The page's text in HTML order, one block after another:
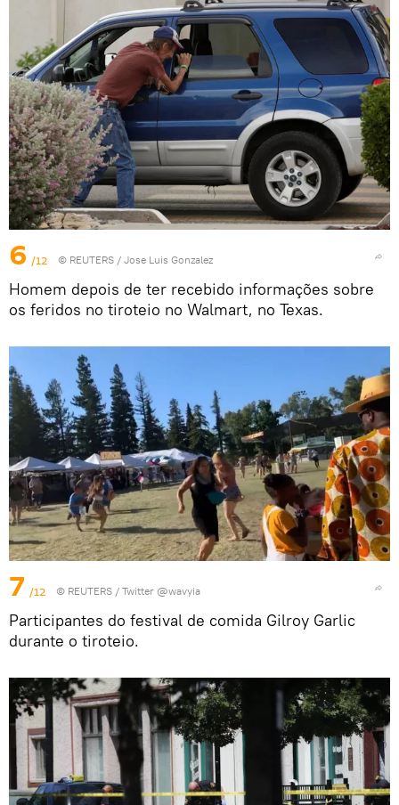
6 /12 © REUTERS / Jose Luis Gonzalez
Homem depois de ter recebido informações sobre
os feridos no tiroteio no Walmart, no Texas.
7 /12 © REUTERS / Twitter @wavyia
Participantes do festival de comida Gilroy Garlic
durante o tiroteio.